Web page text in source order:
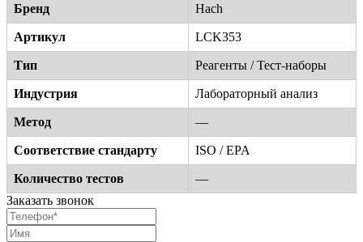
Бренд
Hach
Артикул LCK353
Тип Реагенты / Тест-наборы
Индустрия Лабораторный анализ
Метод —
Соответствие стандарту ISO / EPA
Количество тестов
—
Заказать звонок